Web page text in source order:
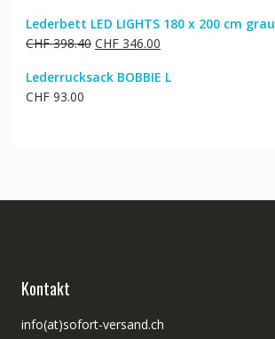
war:
CHF 802.00
ist:
CHF 679.00.
Lederbett LED LIGHTS 180 x 200 cm grau
CHF398.40 Ursprünglicher
war:
CHF346.00Aktueller
ist:
Lederrucksack BOBBIE L
CHF93.00
Kontakt
info(at)sofort-versand.ch